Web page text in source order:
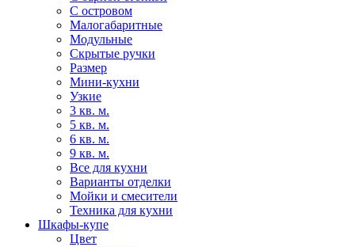
С островом
Малогабаритные
Модульные
Скрытые ручки
Размер
Мини-кухни
Узкие
3 кв. м.
5 кв. м.
6 кв. м.
9 кв. м.
Все для кухни
Варианты отделки
Мойки и смесители
Техника для кухни
Шкафы-купе
Цвет